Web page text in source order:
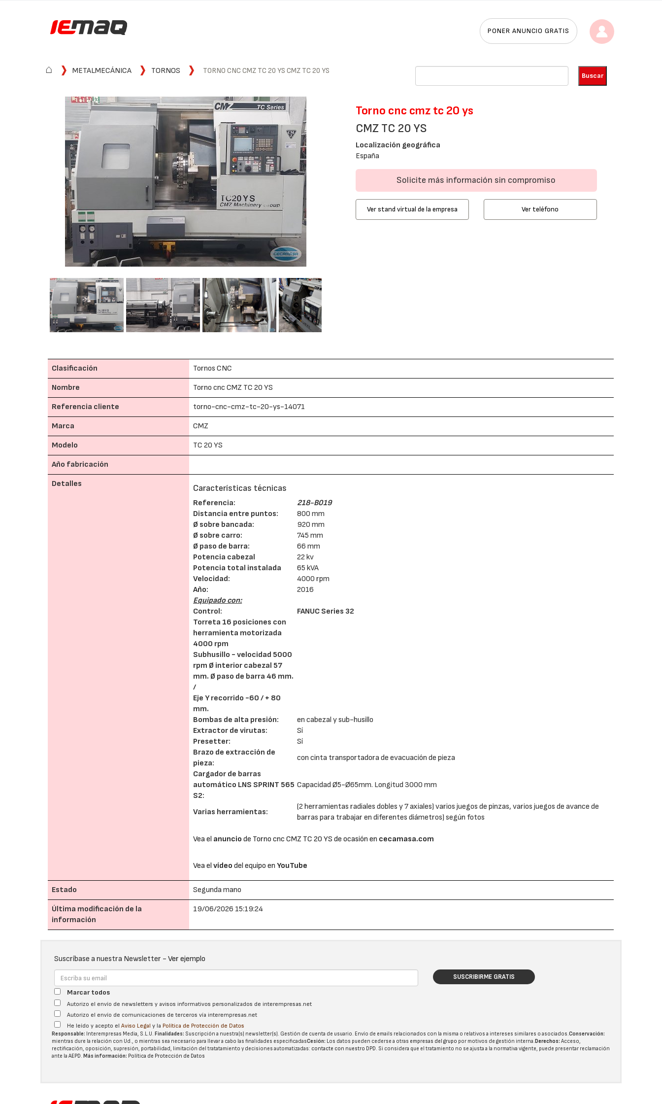
PONER ANUNCIO GRATIS
⌂ METALMECÁNICA TORNOS TORNO CNC CMZ TC 20 YS CMZ TC 20 YS
Torno cnc cmz tc 20 ys
CMZ TC 20 YS
Localización geográfica
España
Solicite más información sin compromiso
Ver stand virtual de la empresa Ver teléfono
Clasificación Tornos CNC
Nombre Torno cnc CMZ TC 20 YS
Referencia cliente torno-cnc-cmz-tc-20-ys-14071
Marca CMZ
Modelo TC 20 YS
Año fabricación
Detalles Características técnicas
Referencia:
218-B019
Distancia entre puntos:
800 mm
Ø sobre bancada:
920 mm
Ø sobre carro:
745 mm
Ø paso de barra:
66 mm
Potencia cabezal
22 kv
Potencia total instalada
65 kVA
Velocidad:
4000 rpm
Año:
2016
Equipado con:
Control:
FANUC Series 32
Torreta 16 posiciones con
herramienta motorizada
4000 rpm
Subhusillo - velocidad 5000
rpm Ø interior cabezal 57
mm. Ø paso de barra 46 mm.
/
Eje Y recorrido -60 / + 80
mm.
Bombas de alta presión:
en cabezal y sub-husillo
Extractor de virutas:
Sí
Presetter:
Sí
Brazo de extracción de
pieza:
con cinta transportadora de evacuación de pieza
Cargador de barras
automático LNS SPRINT 565
S2:
Capacidad Ø5-Ø65mm. Longitud 3000 mm
Varias herramientas:
(2 herramientas radiales dobles y 7 axiales) varios juegos de pinzas, varios juegos de avance de
barras para trabajar en diferentes diámetros) según fotos
Vea el anuncio de Torno cnc CMZ TC 20 YS de ocasión en cecamasa.com
Vea elvídeo del equipo enYouTube
Estado Segunda mano
Última modificación de la
información
19/06/2026 15:19:24
Suscríbase a nuestra Newsletter -Ver ejemplo
SUSCRIBIRME GRATIS
Marcar todos
Autorizo el envío de newsletters y avisos informativos personalizados de interempresas.net
Autorizo el envío de comunicaciones de terceros vía interempresas.net
He leído y acepto elAviso Legal y la Política de Protección de Datos
Responsable: Interempresas Media, S.L.U.Finalidades: Suscripción a nuestra(s) newsletter(s). Gestión de cuenta de usuario. Envío de emails relacionados con la misma o relativos a intereses similares o asociados.Conservación:
mientras dure la relación con Ud., o mientras sea necesario para llevar a cabo las finalidades especificadasCesión: Los datos pueden cederse a otras empresas del grupo por motivos de gestión interna.Derechos: Acceso,
rectificación, oposición, supresión, portabilidad, limitación del tratatamiento y decisiones automatizadas: contacte con nuestro DPD. Si considera que el tratamiento no se ajusta a la normativa vigente, puede presentar reclamación
ante laAEPD.Más información: Política de Protección de Datos